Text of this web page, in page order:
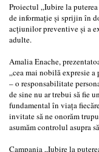
Proiectul „Iubire la
de informație și sprijin în
acțiunilor preventive și a
adulte.
Amalia Enache,
„cea mai nobilă expresie
– o responsabilitate
de sine nu ar trebui să fie
fundamental în viața
invitate să ne onorăm
asumăm controlul asupra
Campania „Iubire la